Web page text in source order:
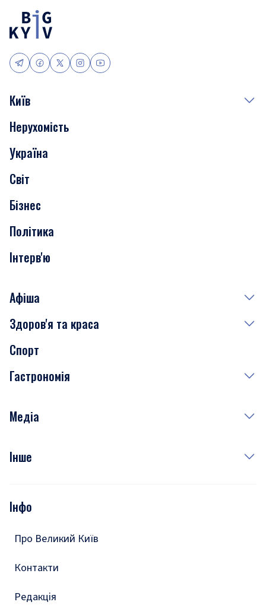
Київ
Події
Скандали
Нерухомість
Транспорт
Нерухомість
Україна
Світ
Бізнес
Політика
Інтерв'ю
Афіша
Сьогодні
Завтра
Субота
Здоров'я та краса
Медицина
Краса
Спорт
Гастрономія
Рецепти
Медіа
Фото
Подкасти
Інше
Тести
Інфо
Про Великий Київ
Контакти
Редакція